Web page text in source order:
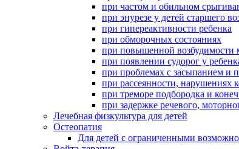
при частом и обильном
при энурезе у детей старшего
при гипереактивности ребенка
при обморочных состояниях
при повышенной возбудимости
при появлении судорог у
при проблемах с засыпанием и
при рассеянности, нарушениях
при треморе подбородка и
при задержке речевого,
Лечебная физкультура для детей
Остеопатия
Для детей с ограниченными